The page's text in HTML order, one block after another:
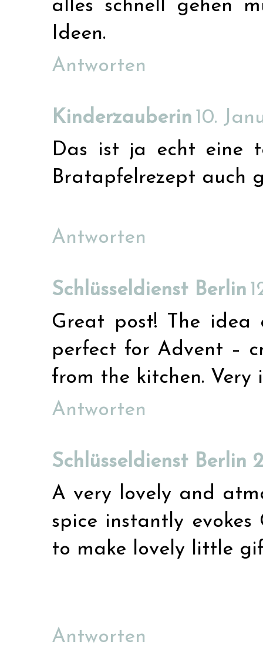
alles schnell gehen
Ideen.
Antworten
Kinderzauberin 10.
Das ist ja echt eine
Bratapfelrezept auch
Antworten
Schlüsseldienst Berlin
Great post! The idea
perfect for Advent –
from the kitchen. Very
Antworten
Schlüsseldienst Berlin
A very lovely and
spice instantly evokes
to make lovely little
Antworten